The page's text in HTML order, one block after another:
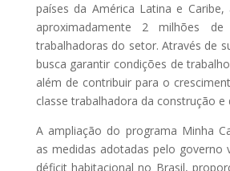
países da América Latina e Caribe,
aproximadamente 2 milhões de
trabalhadoras do setor. Através de
busca garantir condições de
além de contribuir para o
classe trabalhadora da construção e
A ampliação do programa Minha
as medidas adotadas pelo governo
déficit habitacional no Brasil,